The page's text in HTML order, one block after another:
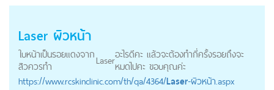
Laser ผิวหน้า
ใบหน้าเป็นรอยแดงจาก
สิวควรทำ
Laserอะไรดีคะ แล้วจะต้องทำกี่ครั้งรอยถึงจะ
หมดไปคะ ขอบคุณค่ะ
https://www.rcskinclinic.com/th/qa/4364/Laser-ผิวหน้า.aspx